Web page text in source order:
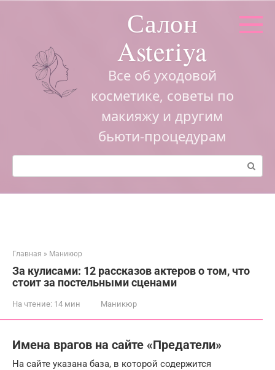
Салон
Asteriya
Все об уходовой
косметике, советы по
макияжу и другим
бьюти-процедурам
Поиск:
Главная » Маникюр
За кулисами: 12 рассказов актеров о том, что
стоит за постельными сценами
На чтение: 14 мин Маникюр
Имена врагов на сайте «Предатели»
На сайте указана база, в которой содержится